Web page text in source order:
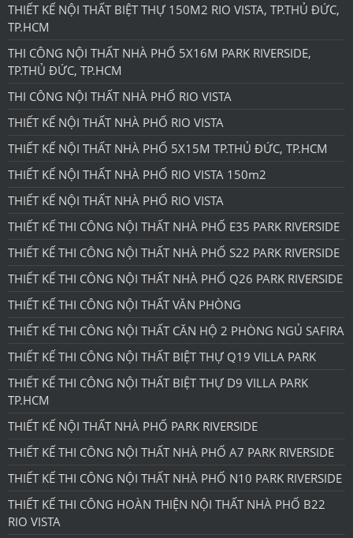
THIẾT KẾ NỘI THẤT BIỆT THỰ 150M2 RIO VISTA, TP.THỦ ĐỨC,
TP.HCM
THI CÔNG NỘI THẤT NHÀ PHỐ 5X16M PARK RIVERSIDE,
TP.THỦ ĐỨC, TP.HCM
THI CÔNG NỘI THẤT NHÀ PHỐ RIO VISTA
THIẾT KẾ NỘI THẤT NHÀ PHỐ RIO VISTA
THIẾT KẾ NỘI THẤT NHÀ PHỐ 5X15M TP.THỦ ĐỨC, TP.HCM
THIẾT KẾ NỘI THẤT NHÀ PHỐ RIO VISTA 150m2
THIẾT KẾ NỘI THẤT NHÀ PHỐ RIO VISTA
THIẾT KẾ THI CÔNG NỘI THẤT NHÀ PHỐ E35 PARK RIVERSIDE
THIẾT KẾ THI CÔNG NỘI THẤT NHÀ PHỐ S22 PARK RIVERSIDE
THIẾT KẾ THI CÔNG NỘI THẤT NHÀ PHỐ Q26 PARK RIVERSIDE
THIẾT KẾ THI CÔNG NỘI THẤT VĂN PHÒNG
THIẾT KẾ THI CÔNG NỘI THẤT CĂN HỘ 2 PHÒNG NGỦ SAFIRA
THIẾT KẾ THI CÔNG NỘI THẤT BIỆT THỰ Q19 VILLA PARK
THIẾT KẾ THI CÔNG NỘI THẤT BIỆT THỰ D9 VILLA PARK
TP.HCM
THIẾT KẾ NỘI THẤT NHÀ PHỐ PARK RIVERSIDE
THIẾT KẾ THI CÔNG NỘI THẤT NHÀ PHỐ A7 PARK RIVERSIDE
THIẾT KẾ THI CÔNG NỘI THẤT NHÀ PHỐ N10 PARK RIVERSIDE
THIẾT KẾ THI CÔNG HOÀN THIỆN NỘI THẤT NHÀ PHỐ B22
RIO VISTA